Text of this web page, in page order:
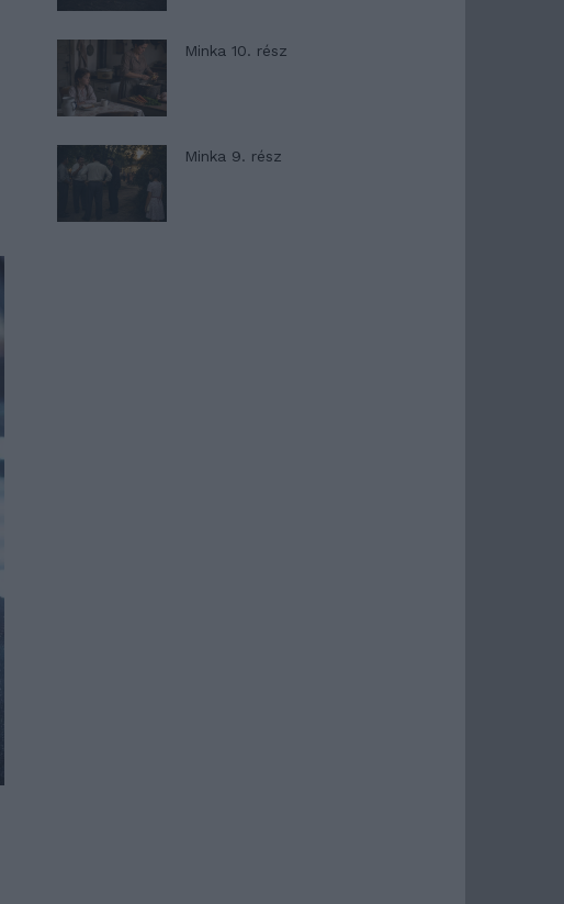
Minka 10. rész
Minka 9. rész